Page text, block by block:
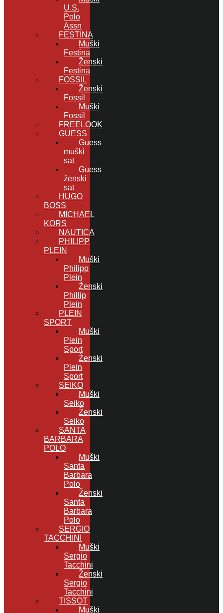
U.S.
Polo
Assn
FESTINA
Muški
Festina
Ženski
Festina
FOSSIL
Ženski
Fossil
Muški
Fossil
FREELOOK
GUESS
Guess
muški
sat
Guess
ženski
sat
HUGO
BOSS
MICHAEL
KORS
NAUTICA
PHILIPP
PLEIN
Muški
Philipp
Plein
Ženski
Phillip
Plein
PLEIN
SPORT
Muški
Plein
Sport
Ženski
Plein
Sport
SEIKO
Muški
Seiko
Ženski
Seiko
SANTA
BARBARA
POLO
Muški
Santa
Barbara
Polo
Ženski
Santa
Barbara
Polo
SERGIO
TACCHINI
Muški
Sergio
Tacchini
Ženski
Sergio
Tacchini
TISSOT
Muški